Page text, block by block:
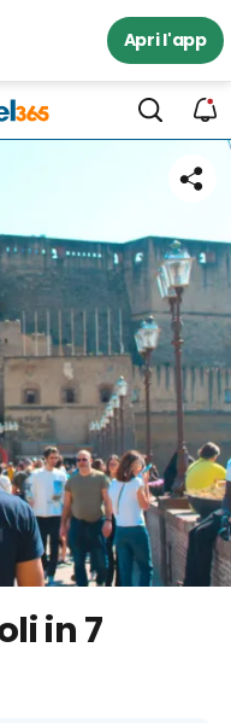
Apri l'app
in 7